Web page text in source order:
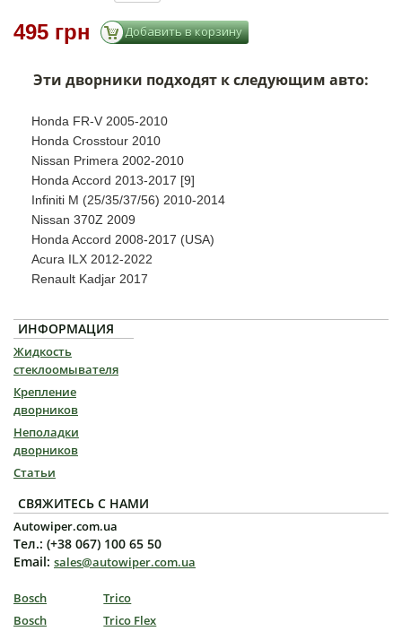
495 грн
Эти дворники подходят к следующим авто:
Honda FR-V 2005-2010
Honda Crosstour 2010
Nissan Primera 2002-2010
Honda Accord 2013-2017 [9]
Infiniti M (25/35/37/56) 2010-2014
Nissan 370Z 2009
Honda Accord 2008-2017 (USA)
Acura ILX 2012-2022
Renault Kadjar 2017
ИНФОРМАЦИЯ
Жидкость
стеклоомывателя
Крепление
дворников
Неполадки
дворников
Статьи
СВЯЖИТЕСЬ С НАМИ
Autowiper.com.ua
Тел.: (+38 067) 100 65 50
Email: sales@autowiper.com.ua
Bosch
Bosch
Trico
Trico Flex